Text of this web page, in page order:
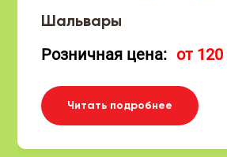
Шальвары
Розничная цена: от 120
Читать подробнее